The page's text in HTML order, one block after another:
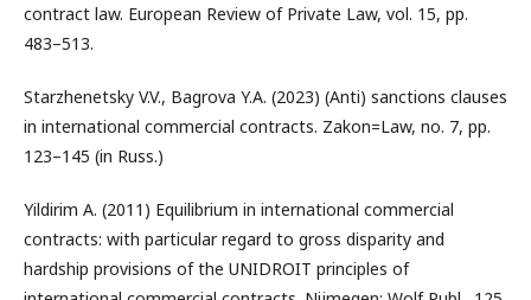
contract law. European Review of Private Law, vol. 15, pp.
483–513.
Starzhenetsky V.V., Bagrova Y.A. (2023) (Anti) sanctions clauses
in international commercial contracts. Zakon=Law, no. 7, pp.
123–145 (in Russ.)
Yildirim A. (2011) Equilibrium in international commercial
contracts: with particular regard to gross disparity and
hardship provisions of the UNIDROIT principles of